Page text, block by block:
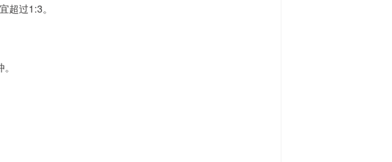
超过1:3。